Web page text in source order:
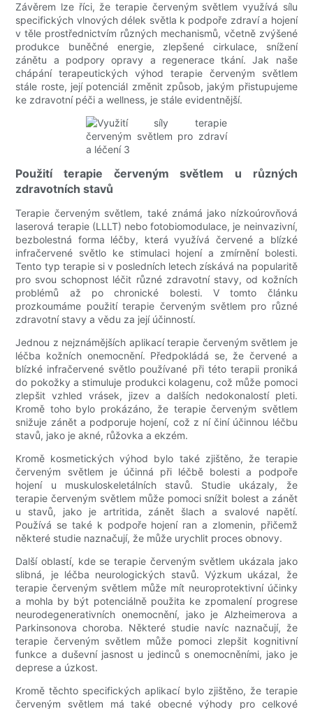
Závěrem lze říci, že terapie červeným světlem využívá sílu
specifických vlnových délek světla k podpoře zdraví a hojení
v těle prostřednictvím různých mechanismů, včetně zvýšené
produkce buněčné energie, zlepšené cirkulace, snížení
zánětu a podpory opravy a regenerace tkání. Jak naše
chápání terapeutických výhod terapie červeným světlem
stále roste, její potenciál změnit způsob, jakým přistupujeme
ke zdravotní péči a wellness, je stále evidentnější.
Použití terapie červeným světlem u různých
zdravotních stavů
Terapie červeným světlem, také známá jako nízkoúrovňová
laserová terapie (LLLT) nebo fotobiomodulace, je neinvazivní,
bezbolestná forma léčby, která využívá červené a blízké
infračervené světlo ke stimulaci hojení a zmírnění bolesti.
Tento typ terapie si v posledních letech získává na popularitě
pro svou schopnost léčit různé zdravotní stavy, od kožních
problémů až po chronické bolesti. V tomto článku
prozkoumáme použití terapie červeným světlem pro různé
zdravotní stavy a vědu za její účinností.
Jednou z nejznámějších aplikací terapie červeným světlem je
léčba kožních onemocnění. Předpokládá se, že červené a
blízké infračervené světlo používané při této terapii proniká
do pokožky a stimuluje produkci kolagenu, což může pomoci
zlepšit vzhled vrásek, jizev a dalších nedokonalostí pleti.
Kromě toho bylo prokázáno, že terapie červeným světlem
snižuje zánět a podporuje hojení, což z ní činí účinnou léčbu
stavů, jako je akné, růžovka a ekzém.
Kromě kosmetických výhod bylo také zjištěno, že terapie
červeným světlem je účinná při léčbě bolesti a podpoře
hojení u muskuloskeletálních stavů. Studie ukázaly, že
terapie červeným světlem může pomoci snížit bolest a zánět
u stavů, jako je artritida, zánět šlach a svalové napětí.
Používá se také k podpoře hojení ran a zlomenin, přičemž
některé studie naznačují, že může urychlit proces obnovy.
Další oblastí, kde se terapie červeným světlem ukázala jako
slibná, je léčba neurologických stavů. Výzkum ukázal, že
terapie červeným světlem může mít neuroprotektivní účinky
a mohla by být potenciálně použita ke zpomalení progrese
neurodegenerativních onemocnění, jako je Alzheimerova a
Parkinsonova choroba. Některé studie navíc naznačují, že
terapie červeným světlem může pomoci zlepšit kognitivní
funkce a duševní jasnost u jedinců s onemocněními, jako je
deprese a úzkost.
Kromě těchto specifických aplikací bylo zjištěno, že terapie
červeným světlem má také obecné výhody pro celkové